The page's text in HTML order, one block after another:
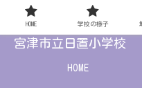
宮津市立日置小学校
HOME
HOME 学校の様子